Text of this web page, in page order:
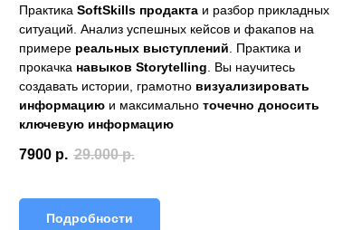
Практика SoftSkills продакта и разбор прикладных
ситуаций. Анализ успешных кейсов и факапов на
примере реальных выступлений. Практика и
прокачка навыков Storytelling. Вы научитесь
создавать истории, грамотно визуализировать
информацию и максимально точечно доносить
ключевую информацию
7900 р. 29.000 р.
Подробности